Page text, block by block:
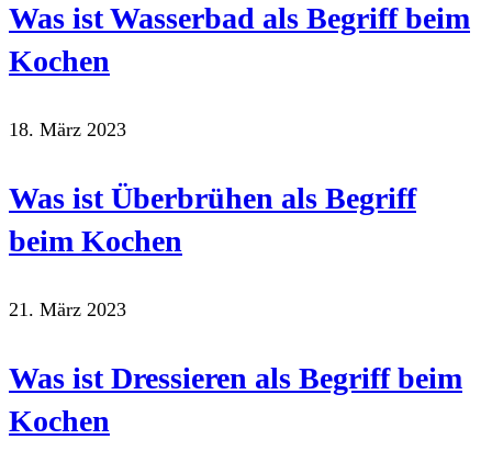
Was ist Wasserbad als Begriff beim
Kochen
18. März 2023
Was ist Überbrühen als Begriff
beim Kochen
21. März 2023
Was ist Dressieren als Begriff beim
Kochen